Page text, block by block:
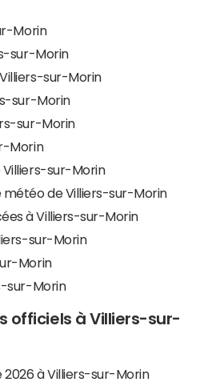
Morin
sur-Morin
sur-Morin
sur-Morin
sur-Morin
Morin
sur-Morin
météo de Villiers-sur-Morin
à Villiers-sur-Morin
sur-Morin
Morin
sur-Morin
officiels à Villiers-sur-
2026 à Villiers-sur-Morin